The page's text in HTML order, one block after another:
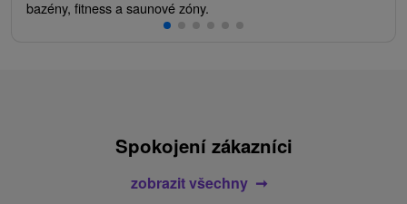
bazény, fitness a saunové zóny.
Spokojení zákazníci
zobrazit všechny